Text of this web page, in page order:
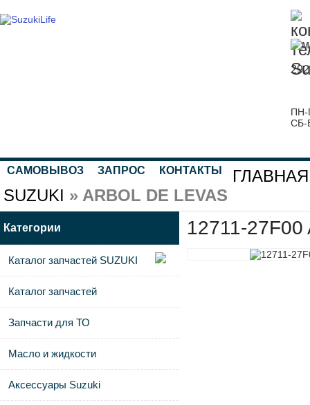
ПН-
СБ-
САМОВЫВОЗ ЗАПРОС КОНТАКТЫ ГЛАВНАЯ
SUZUKI » ARBOL DE LEVAS
12711-27F00
Категории
Каталог запчастей SUZUKI
Каталог запчастей
Запчасти для ТО
Масло и жидкости
Аксессуары Suzuki